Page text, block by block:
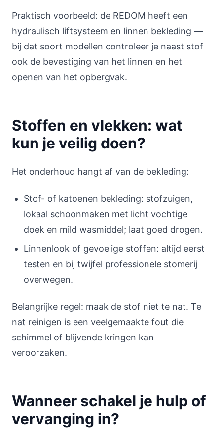
Praktisch voorbeeld: de REDOM heeft een
hydraulisch liftsysteem en linnen bekleding —
bij dat soort modellen controleer je naast stof
ook de bevestiging van het linnen en het
openen van het opbergvak.
Stoffen en vlekken: wat
kun je veilig doen?
Het onderhoud hangt af van de bekleding:
Stof- of katoenen bekleding: stofzuigen,
lokaal schoonmaken met licht vochtige
doek en mild wasmiddel; laat goed drogen.
Linnenlook of gevoelige stoffen: altijd eerst
testen en bij twijfel professionele stomerij
overwegen.
Belangrijke regel: maak de stof niet te nat. Te
nat reinigen is een veelgemaakte fout die
schimmel of blijvende kringen kan
veroorzaken.
Wanneer schakel je hulp of
vervanging in?